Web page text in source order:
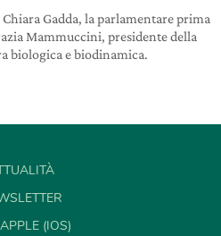
Gadda, la parlamentare prima
Mammuccini, presidente della
biologica e biodinamica.
(IOS)